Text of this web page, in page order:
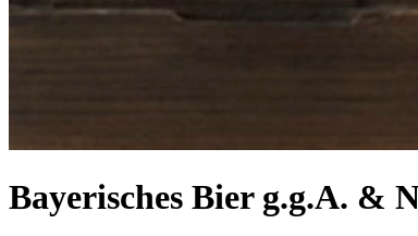
Bayerisches Bier g.g.A. &